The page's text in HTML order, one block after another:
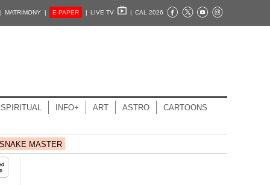
MATRIMONY | E-PAPER | LIVE TV | CAL 2026
SPIRITUAL INFO+ ART ASTRO CARTOONS
MASTER